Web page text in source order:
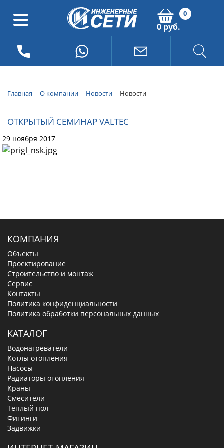
0
0 руб.
Главная О компании Новости Новости
ОТКРЫТЫЙ СЕМИНАР VALTEC
29 ноября 2017
КОМПАНИЯ
Объекты
Проектирование
Строительство и монтаж
Сервис
Контакты
Политика конфиденциальности
Политика обработки персональных данных
КАТАЛОГ
Водонагреватели
Котлы отопления
Насосы
Радиаторы отопления
Краны
Смесители
Теплый пол
Фитинги
Задвижки